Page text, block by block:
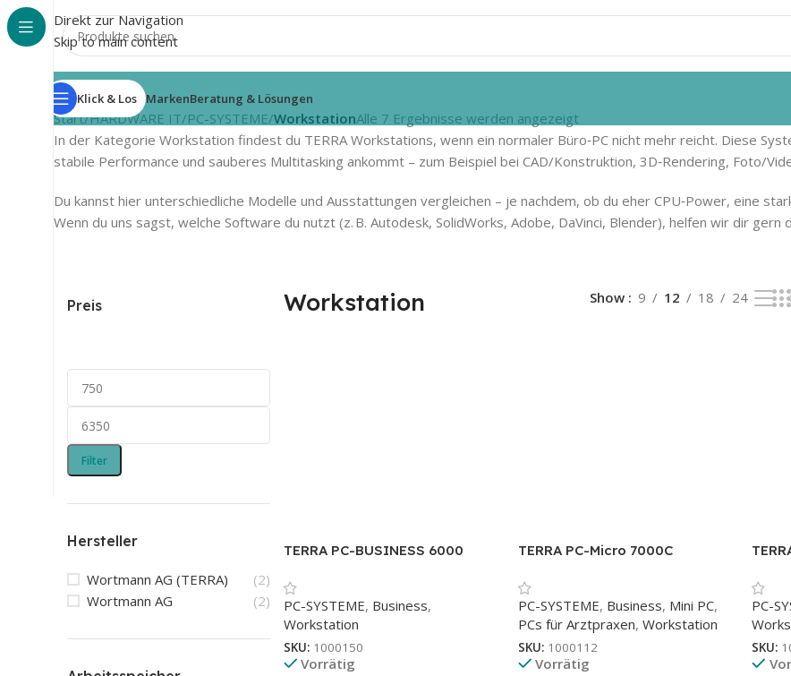
Direkt zur Navigation
Skip to main content
Klick & Los MarkenBeratung & Lösungen
Start/HARDWARE IT/PC-SYSTEME/WorkstationAlle 7 Ergebnisse werden angezeigt
In der Kategorie Workstation findest du TERRA Workstations, wenn ein normaler Büro‑PC nicht mehr reicht. Diese
stabile Performance und sauberes Multitasking ankommt – zum Beispiel bei CAD/Konstruktion, 3D‑Rendering, Foto/
Du kannst hier unterschiedliche Modelle und Ausstattungen vergleichen – je nachdem, ob du eher CPU‑Power, eine
Wenn du uns sagst, welche Software du nutzt (z. B. Autodesk, SolidWorks, Adobe, DaVinci, Blender), helfen wir dir
Preis
Filter
Hersteller
Wortmann AG (TERRA)
(2)
Wortmann AG
(2)
Workstation Show 9 12 18 24
TERRA PC-BUSINESS 6000
PC-SYSTEME, Business,
Workstation
SKU: 1000150
Vorrätig
TERRA PC-Micro 7000C
PC-SYSTEME, Business, Mini PC,
PCs für Arztpraxen, Workstation
SKU: 1000112
Vorrätig
PC-
SKU: